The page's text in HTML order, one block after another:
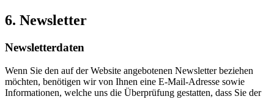
6. Newsletter
Newsletter­daten
Wenn Sie den auf der Website angebotenen Newsletter beziehen
möchten, benötigen wir von Ihnen eine E-Mail-Adresse sowie
Informationen, welche uns die Überprüfung gestatten, dass Sie der